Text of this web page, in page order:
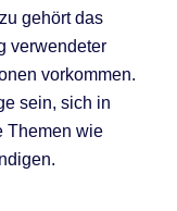
gehört das
verwendeter
vorkommen.
sein, sich in
Themen wie